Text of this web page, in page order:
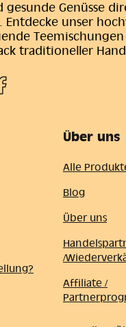
gesunde Genüsse
Entdecke unser
traditioneller
Über uns
Alle
Blog
Über uns
/
Affiliate /